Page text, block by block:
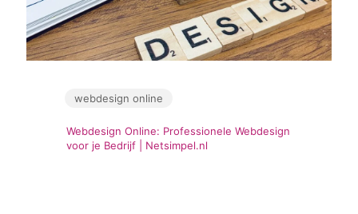
webdesign online
Webdesign Online: Professionele Webdesign
voor je Bedrijf | Netsimpel.nl